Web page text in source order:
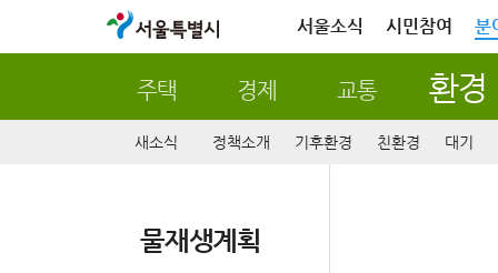
서울특별시 서울소식 시민참여 분
주택 경제 교통 환경
새소식 정책소개 기후환경 친환경 대기
물재생계획